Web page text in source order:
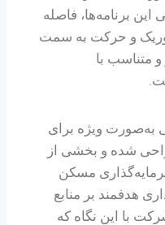
این برنامه‌ها، فاصله
و حرکت به سمت
متناسب با
به‌صورت ویژه برای
شده و بخشی از
مسکن
هدفمند بر منابع
با این نگاه که